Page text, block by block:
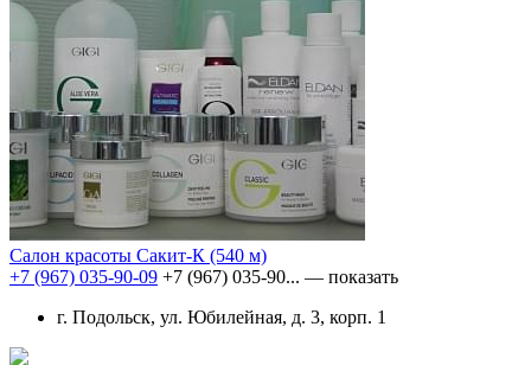
Салон красоты Сакит-К (540 м)
+7 (967) 035-90-09 +7 (967) 035-90... — показать
г. Подольск, ул. Юбилейная, д. 3, корп. 1